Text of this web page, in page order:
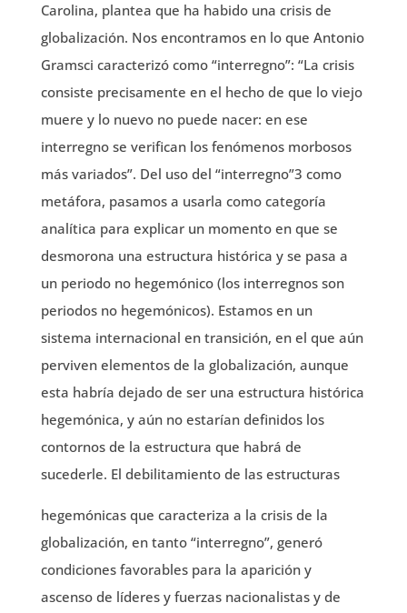
Carolina, plantea que ha habido una crisis de
globalización. Nos encontramos en lo que Antonio
Gramsci caracterizó como “interregno”: “La crisis
consiste precisamente en el hecho de que lo viejo
muere y lo nuevo no puede nacer: en ese
interregno se verifican los fenómenos morbosos
más variados”. Del uso del “interregno”3 como
metáfora, pasamos a usarla como categoría
analítica para explicar un momento en que se
desmorona una estructura histórica y se pasa a
un periodo no hegemónico (los interregnos son
periodos no hegemónicos). Estamos en un
sistema internacional en transición, en el que aún
perviven elementos de la globalización, aunque
esta habría dejado de ser una estructura histórica
hegemónica, y aún no estarían definidos los
contornos de la estructura que habrá de
sucederle. El debilitamiento de las estructuras
hegemónicas que caracteriza a la crisis de la
globalización, en tanto “interregno”, generó
condiciones favorables para la aparición y
ascenso de líderes y fuerzas nacionalistas y de